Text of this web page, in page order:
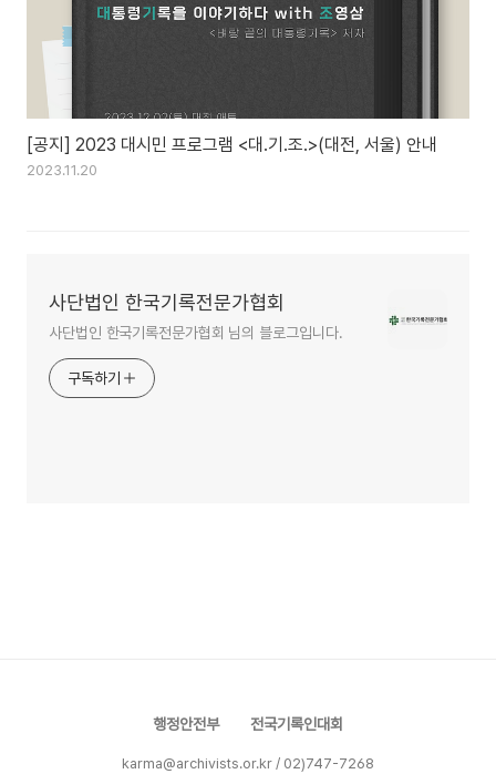
[공지] 2023 대시민 프로그램 <대.기.조.>(대전, 서울) 안내
2023.11.20
사단법인 한국기록전문가협회
사단법인 한국기록전문가협회 님의 블로그입니다.
구독하기
행정안전부 전국기록인대회
karma@archivists.or.kr / 02)747-7268